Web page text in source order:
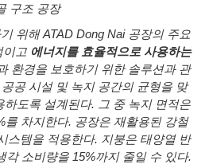
구조 공장
위해ATAD Dong Nai 공장의 주요
이고 에너지를 효율적으로 사용하는
환경을 보호하기 위한 솔루션과 관
공공 시설 및 녹지 공간의 균형을 맞
하도록 설계된다. 그 중 녹지 면적은
를 차지한다. 공장은 재활용된 강철
스템을 적용한다. 지붕은 태양열 반
각 소비량을 15%까지 줄일 수 있다.